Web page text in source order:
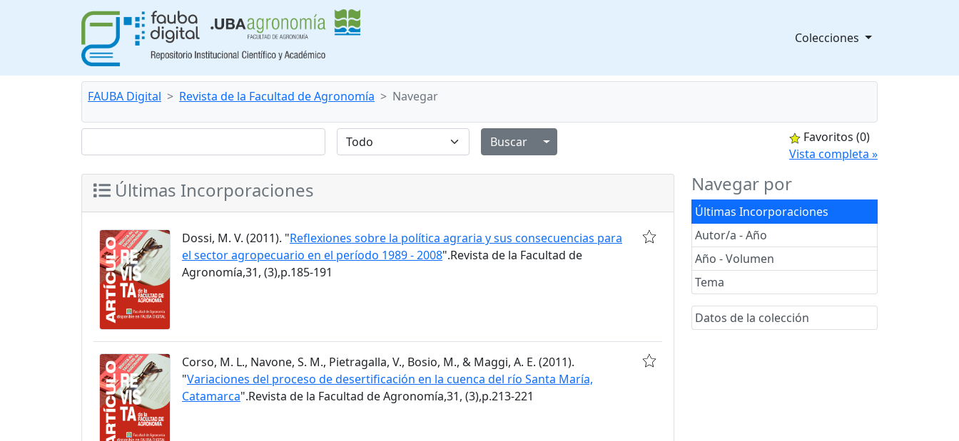
Colecciones
FAUBA Digital Revista de la Facultad de Agronomía Navegar
Alternar menú desplegable
Favoritos (0)
Vista completa »
Navegar por
Últimas Incorporaciones
Autor/a - Año
Año - Volumen
Tema
Datos de la colección
Últimas Incorporaciones
Dossi, M. V. (2011). "Reflexiones sobre la política agraria y sus consecuencias para
el sector agropecuario en el período 1989 - 2008".Revista de la Facultad de
Agronomía,31, (3),p.185-191
Corso, M. L., Navone, S. M., Pietragalla, V., Bosio, M., & Maggi, A. E. (2011).
"Variaciones del proceso de desertificación en la cuenca del río Santa María,
Catamarca".Revista de la Facultad de Agronomía,31, (3),p.213-221